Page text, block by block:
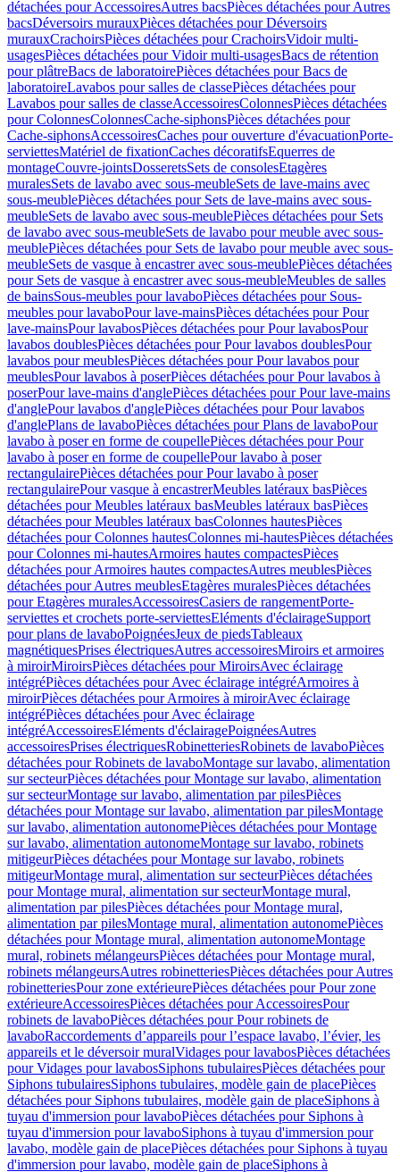
détachées pour AccessoiresAutres bacsPièces détachées pour Autres
bacsDéversoirs murauxPièces détachées pour Déversoirs
murauxCrachoirsPièces détachées pour CrachoirsVidoir multi-
usagesPièces détachées pour Vidoir multi-usagesBacs de rétention
pour plâtreBacs de laboratoirePièces détachées pour Bacs de
laboratoireLavabos pour salles de classePièces détachées pour
Lavabos pour salles de classeAccessoiresColonnesPièces détachées
pour ColonnesColonnesCache-siphonsPièces détachées pour
Cache-siphonsAccessoiresCaches pour ouverture d'évacuationPorte-
serviettesMatériel de fixationCaches décoratifsEquerres de
montageCouvre-jointsDosseretsSets de consolesEtagères
muralesSets de lavabo avec sous-meubleSets de lave-mains avec
sous-meublePièces détachées pour Sets de lave-mains avec sous-
meubleSets de lavabo avec sous-meublePièces détachées pour Sets
de lavabo avec sous-meubleSets de lavabo pour meuble avec sous-
meublePièces détachées pour Sets de lavabo pour meuble avec sous-
meubleSets de vasque à encastrer avec sous-meublePièces détachées
pour Sets de vasque à encastrer avec sous-meubleMeubles de salles
de bainsSous-meubles pour lavaboPièces détachées pour Sous-
meubles pour lavaboPour lave-mainsPièces détachées pour Pour
lave-mainsPour lavabosPièces détachées pour Pour lavabosPour
lavabos doublesPièces détachées pour Pour lavabos doublesPour
lavabos pour meublesPièces détachées pour Pour lavabos pour
meublesPour lavabos à poserPièces détachées pour Pour lavabos à
poserPour lave-mains d'anglePièces détachées pour Pour lave-mains
d'anglePour lavabos d'anglePièces détachées pour Pour lavabos
d'anglePlans de lavaboPièces détachées pour Plans de lavaboPour
lavabo à poser en forme de coupellePièces détachées pour Pour
lavabo à poser en forme de coupellePour lavabo à poser
rectangulairePièces détachées pour Pour lavabo à poser
rectangulairePour vasque à encastrerMeubles latéraux basPièces
détachées pour Meubles latéraux basMeubles latéraux basPièces
détachées pour Meubles latéraux basColonnes hautesPièces
détachées pour Colonnes hautesColonnes mi-hautesPièces détachées
pour Colonnes mi-hautesArmoires hautes compactesPièces
détachées pour Armoires hautes compactesAutres meublesPièces
détachées pour Autres meublesEtagères muralesPièces détachées
pour Etagères muralesAccessoiresCasiers de rangementPorte-
serviettes et crochets porte-serviettesEléments d'éclairageSupport
pour plans de lavaboPoignéesJeux de piedsTableaux
magnétiquesPrises électriquesAutres accessoiresMiroirs et armoires
à miroirMiroirsPièces détachées pour MiroirsAvec éclairage
intégréPièces détachées pour Avec éclairage intégréArmoires à
miroirPièces détachées pour Armoires à miroirAvec éclairage
intégréPièces détachées pour Avec éclairage
intégréAccessoiresEléments d'éclairagePoignéesAutres
accessoiresPrises électriquesRobinetteriesRobinets de lavaboPièces
détachées pour Robinets de lavaboMontage sur lavabo, alimentation
sur secteurPièces détachées pour Montage sur lavabo, alimentation
sur secteurMontage sur lavabo, alimentation par pilesPièces
détachées pour Montage sur lavabo, alimentation par pilesMontage
sur lavabo, alimentation autonomePièces détachées pour Montage
sur lavabo, alimentation autonomeMontage sur lavabo, robinets
mitigeurPièces détachées pour Montage sur lavabo, robinets
mitigeurMontage mural, alimentation sur secteurPièces détachées
pour Montage mural, alimentation sur secteurMontage mural,
alimentation par pilesPièces détachées pour Montage mural,
alimentation par pilesMontage mural, alimentation autonomePièces
détachées pour Montage mural, alimentation autonomeMontage
mural, robinets mélangeursPièces détachées pour Montage mural,
robinets mélangeursAutres robinetteriesPièces détachées pour Autres
robinetteriesPour zone extérieurePièces détachées pour Pour zone
extérieureAccessoiresPièces détachées pour AccessoiresPour
robinets de lavaboPièces détachées pour Pour robinets de
lavaboRaccordements d’appareils pour l’espace lavabo, l’évier, les
appareils et le déversoir muralVidages pour lavabosPièces détachées
pour Vidages pour lavabosSiphons tubulairesPièces détachées pour
Siphons tubulairesSiphons tubulaires, modèle gain de placePièces
détachées pour Siphons tubulaires, modèle gain de placeSiphons à
tuyau d'immersion pour lavaboPièces détachées pour Siphons à
tuyau d'immersion pour lavaboSiphons à tuyau d'immersion pour
lavabo, modèle gain de placePièces détachées pour Siphons à tuyau
d'immersion pour lavabo, modèle gain de placeSiphons à